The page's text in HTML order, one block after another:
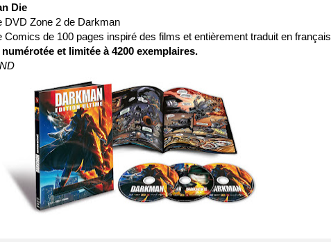
Die
DVD Zone 2 de Darkman
Comics de 100 pages inspiré des films et entièrement traduit en français
et limitée à 4200 exemplaires.